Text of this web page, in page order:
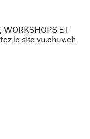
WORKSHOPS ET
le site vu.chuv.ch